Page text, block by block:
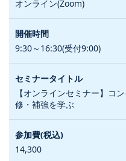
オンライン(Zoom)
9:30～16:30(受付9:00)
【オンラインセミナー】コ
修・補強を学ぶ
14,300